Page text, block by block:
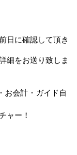
日に確認して頂き
細をお送り致しま
お会計・ガイド自
ャー！